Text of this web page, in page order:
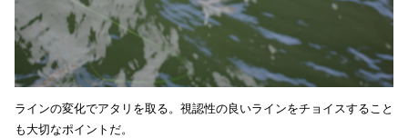
ラインの変化でアタリを取る。視認性の良いラインをチョイスすること
も大切なポイントだ。